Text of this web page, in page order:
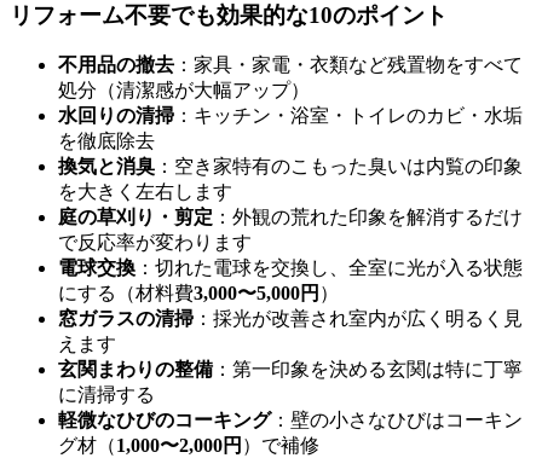
リフォーム不要でも効果的な10のポイント
不用品の撤去 ：家具・家電・衣類など残置物をすべて
処分（清潔感が大幅アップ）
水回りの清掃 ：キッチン・浴室・トイレのカビ・水垢
を徹底除去
換気と消臭 ：空き家特有のこもった臭いは内覧の印象
を大きく左右します
庭の草刈り・剪定 ：外観の荒れた印象を解消するだけ
で反応率が変わります
電球交換 ：切れた電球を交換し、全室に光が入る状態
にする（材料費3,000〜5,000円 ）
窓ガラスの清掃 ：採光が改善され室内が広く明るく見
えます
玄関まわりの整備 ：第一印象を決める玄関は特に丁寧
に清掃する
軽微なひびのコーキング：壁の小さなひびはコーキン
グ材（1,000〜2,000円 ）で補修